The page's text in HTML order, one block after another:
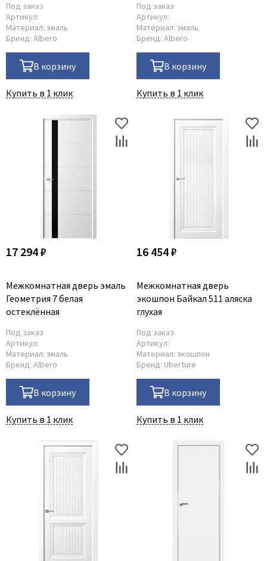
Под заказ
Артикул:
Материал: эмаль
Бренд: Albero
В корзину
Купить в 1 клик
Под заказ
Артикул:
Материал: эмаль
Бренд: Albero
В корзину
Купить в 1 клик
17 294 ₽
Межкомнатная дверь эмаль
Геометрия 7 белая
остеклённая
Под заказ
Артикул:
Материал: эмаль
Бренд: Albero
В корзину
Купить в 1 клик
16 454 ₽
Межкомнатная дверь
экошпон Байкал 511 аляска
глухая
Под заказ
Артикул:
Материал: экошпон
Бренд: Uberture
В корзину
Купить в 1 клик